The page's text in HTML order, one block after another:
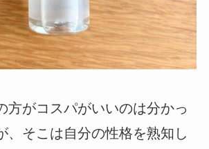
方がコスパがいいのは分かっ
、そこは自分の性格を熟知し